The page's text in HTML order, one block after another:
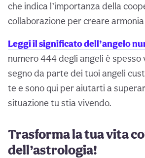
che indica l’importanza della
collaborazione per creare
Leggi il significato dell’angelo
numero 444 degli angeli è spesso
segno da parte dei tuoi angeli
te e sono qui per aiutarti a
situazione tu stia vivendo.
Trasforma la tua vita
dell’astrologia!